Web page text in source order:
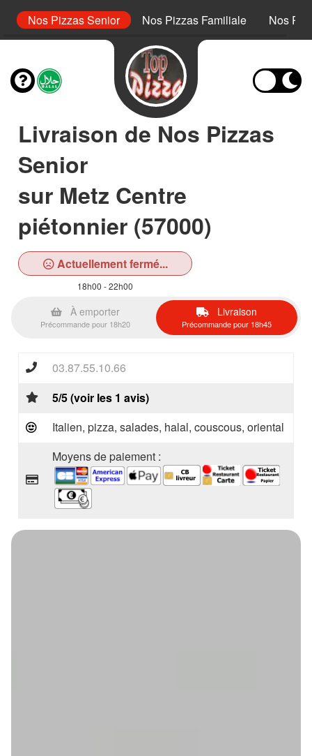
Nos Pizzas Senior Nos Pizzas Familiale Nos
Livraison de Nos Pizzas
Senior
sur Metz Centre
piétonnier (57000)
Actuellement fermé...
18h00 - 22h00
À emporter
Précommande pour 18h20
Livraison
Précommande pour 18h45
03.87.55.10.66
5/5 (voir les 1 avis)
Italien, pizza, salades, halal, couscous, oriental
Moyens de paiement :